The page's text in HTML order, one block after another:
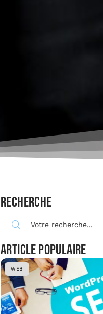
Recherche
Article populaire
WEB